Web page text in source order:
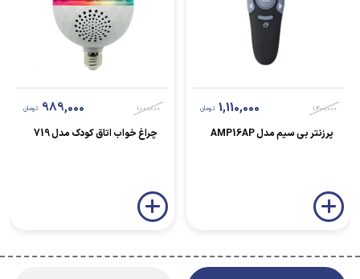
1,400,000
1,110,000 تومان
پرزنتر بی سیم مدل AMP16AP
1,000,000
989,000 تومان
چراغ خواب اتاق کودک مدل 719